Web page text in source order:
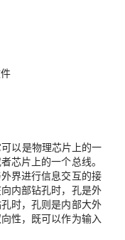
以是物理芯片上的一
芯片上的一个总线。
界进行信息交互的接
内部钻孔时，孔是外
时，孔则是内部大外
性，既可以作为输入